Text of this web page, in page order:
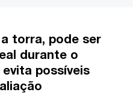
torra, pode ser
durante o
possíveis